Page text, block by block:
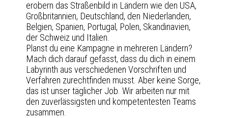
erobern das Straßenbild in Ländern wie den USA,
Großbritannien, Deutschland, den Niederlanden,
Belgien, Spanien, Portugal, Polen, Skandinavien,
der Schweiz und Italien.
Planst du eine Kampagne in mehreren Ländern?
Mach dich darauf gefasst, dass du dich in einem
Labyrinth aus verschiedenen Vorschriften und
Verfahren zurechtfinden musst. Aber keine Sorge,
das ist unser täglicher Job. Wir arbeiten nur mit
den zuverlässigsten und kompetentesten Teams
zusammen.